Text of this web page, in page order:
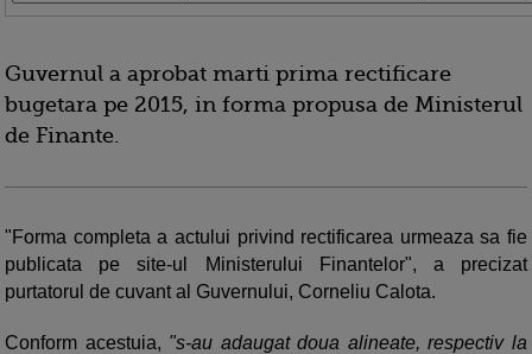
Guvernul a aprobat marti prima rectificare
bugetara pe 2015, in forma propusa de Ministerul
de Finante.
"Forma completa a actului privind rectificarea urmeaza sa fie
publicata pe site-ul Ministerului Finantelor", a precizat
purtatorul de cuvant al Guvernului, Corneliu Calota.
Conform acestuia, "s-au adaugat doua alineate, respectiv la